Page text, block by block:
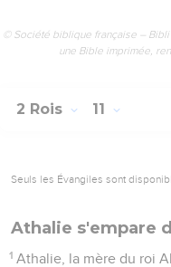
© Société biblique française –
une Bible imprimée,
2 Rois 11
Seuls les Évangiles sont
Athalie s'empare
1 Athalie, la mère du roi